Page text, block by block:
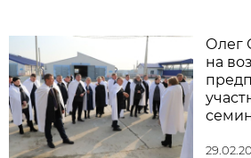
Олег
на